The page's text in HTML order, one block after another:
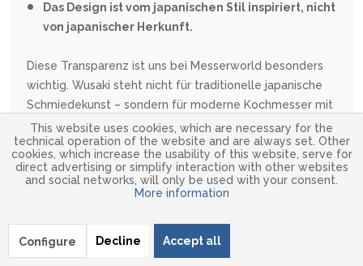
Das Design ist vom japanischen Stil inspiriert, nicht
von japanischer Herkunft.
Diese Transparenz ist uns bei Messerworld besonders
wichtig. Wusaki steht nicht für traditionelle japanische
Schmiedekunst – sondern für moderne Kochmesser mit
japanischer Ästhetik zu einem attraktiven Preis-
Leistungs-Verhältnis.
▶ Gefertigt werden die Wusaki Messerin einer
spezialisierten Fabrik in Guangzhou, China
von Klingenstahl. Diese Kombination
ausfranzösischem Designund asiatischer
This website uses cookies, which are necessary for the
technical operation of the website and are always set. Other
cookies, which increase the usability of this website, serve for
direct advertising or simplify interaction with other websites
and social networks, will only be used with your consent.
More information
Decline Accept all
Configure